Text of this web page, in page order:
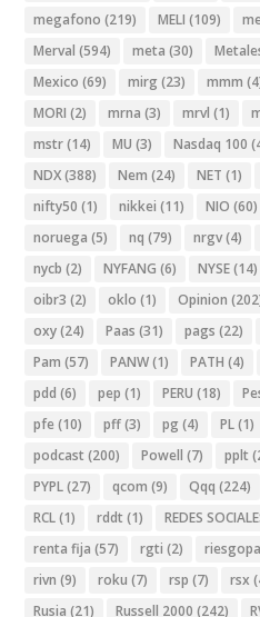
megafono (219) MELI (109)
Merval (594) meta (30)
Mexico (69) mirg (23) mmm
MORI (2) mrna (3) mrvl (1)
mstr(14) MU (3) Nasdaq 100
NDX(388) Nem (24) NET (1)
nifty50 (1) nikkei (11) NIO (60)
noruega (5) nq (79) nrgv(4)
nycb (2) NYFANG (6) NYSE(14)
oibr3 (2) oklo (1) Opinion
oxy(24) Paas (31) pags (22)
Pam (57) PANW(1) PATH (4)
pdd (6) pep (1) PERU (18)
pfe (10) pff(3) pg (4) PL(1)
podcast (200) Powell (7) pplt
PYPL(27) qcom (9) Qqq (224)
RCL(1) rddt (1) REDES
renta fija (57) rgti (2)
rivn (9) roku (7) rsp (7) rsx
Rusia (21) Russell 2000 (242)